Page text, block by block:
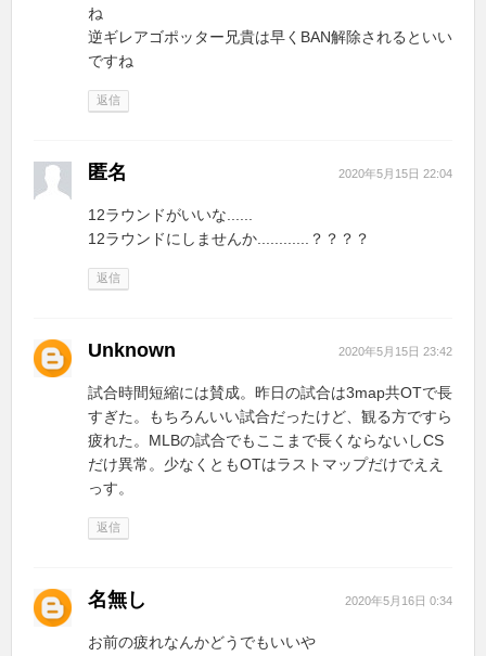
ね
逆ギレアゴポッター兄貴は早くBAN解除されるといい
ですね
返信
匿名 2020年5月15日 22:04
12ラウンドがいいな......
12ラウンドにしませんか............？？？？
返信
Unknown 2020年5月15日 23:42
試合時間短縮には賛成。昨日の試合は3map共OTで長
すぎた。もちろんいい試合だったけど、観る方ですら
疲れた。MLBの試合でもここまで長くならないしCS
だけ異常。少なくともOTはラストマップだけでええ
っす。
返信
名無し 2020年5月16日 0:34
お前の疲れなんかどうでもいいや